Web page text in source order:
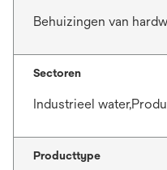
Behuizingen van
Sectoren
Industrieel
Producttype